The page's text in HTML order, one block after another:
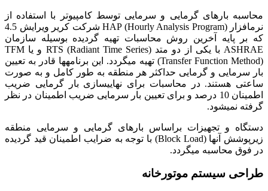
محاسبه بارهای گرمایی و سرمایی توسط کامپیوتر با استفاده از
نرم­افزار HAP (Hourly Analysis Program) شرکت کریر ویرایش 4.5
که بر پایه آخرین روش محاسبات تهیه گردیده بوسیله سازمان
ASHRAE با یکی از دو متد RTS (Radiant Time Series) و یا TFM
(Transfer Function Method) تهیه می­گردد. این برنامه­ها قادر به تعیین
بار سرمایی و گرمایی حداکثر هر منطقه به طور کامل و به صورت
ساعتی هستند. در محاسبات برای نهایی­سازی بار گرمایی ضریب
اطمینان 10 درصد و برای تعیین بار سرمایی ضریب اطمینان در نظر
گرفته نمی­شود.
دستگاه و تجهیزات براساس بارهای گرمایی و سرمایی منطقه
زیرپوشش آنها (Block Load) با توجه به ضرایب اطمینان قید گردیده
در فوق محاسبه می­گردد.
طراحی سیستم موتورخانه